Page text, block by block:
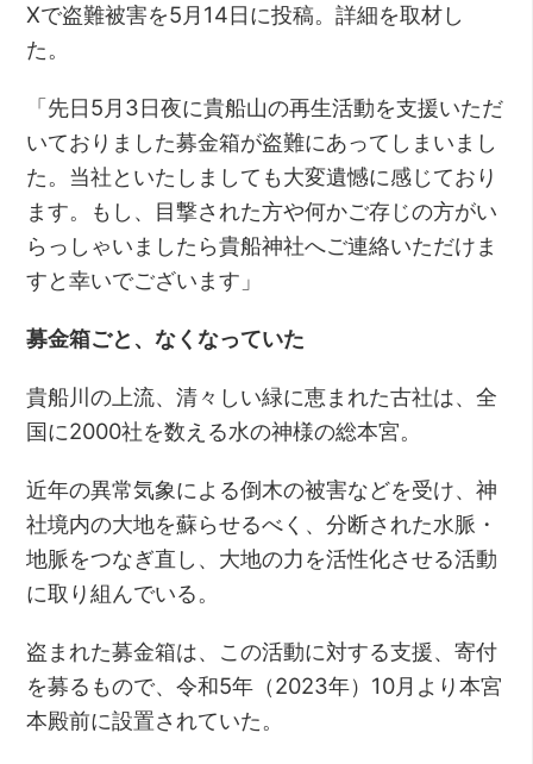
Xで盗難被害を5月14日に投稿。詳細を取材し
た。
「先日5月3日夜に貴船山の再生活動を支援いただ
いておりました募金箱が盗難にあってしまいまし
た。当社といたしましても大変遺憾に感じており
ます。もし、目撃された方や何かご存じの方がい
らっしゃいましたら貴船神社へご連絡いただけま
すと幸いでございます」
募金箱ごと、なくなっていた
貴船川の上流、清々しい緑に恵まれた古社は、全
国に2000社を数える水の神様の総本宮。
近年の異常気象による倒木の被害などを受け、神
社境内の大地を蘇らせるべく、分断された水脈・
地脈をつなぎ直し、大地の力を活性化させる活動
に取り組んでいる。
盗まれた募金箱は、この活動に対する支援、寄付
を募るもので、令和5年（2023年）10月より本宮
本殿前に設置されていた。